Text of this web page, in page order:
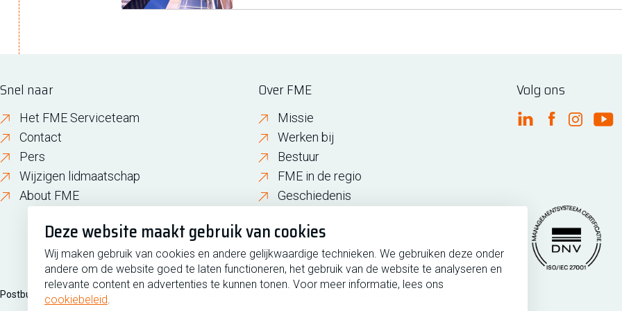
Deze website maakt gebruik van cookies
Wij maken gebruik van cookies en andere gelijkwaardige technieken. We gebruiken deze onder
andere om de website goed te laten functioneren, het gebruik van de website te analyseren en
relevante content en advertenties te kunnen tonen. Voor meer informatie, lees ons
cookiebeleid.
Snel naar
Het FME Serviceteam
Contact
Pers
Wijzigen lidmaatschap
About FME
Over FME
Missie
Werken bij
Bestuur
FME in de regio
Geschiedenis
Volg ons
FME Linkedin
FMEFME
Postbus 190, 2700 AD Zoetermeer